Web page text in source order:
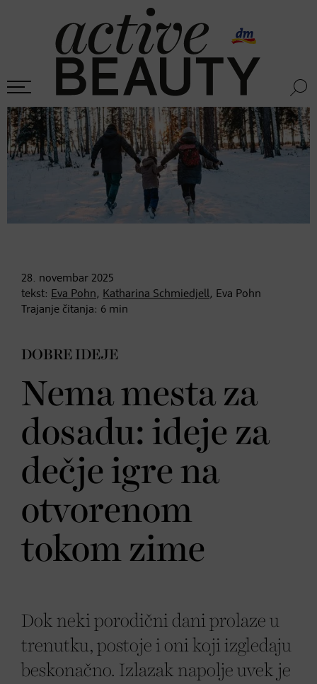
28. novembar 2025
tekst: Eva Pohn, Katharina Schmiedjell, Eva Pohn
Trajanje čitanja: 6 min
DOBRE IDEJE
Nema mesta za
dosadu: ideje za
dečje igre na
otvorenom
tokom zime
Dok neki porodični dani prolaze u
trenutku, postoje i oni koji izgledaju
beskonačno. Izlazak napolje uvek je